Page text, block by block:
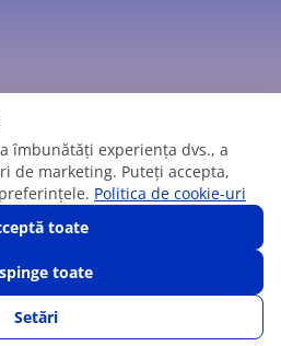
– 2026
CATALOG AUTENTIFICARE
îmbunătăți experiența dvs., a
de marketing. Puteți accepta,
Politica de cookie-uri
toate
toate
Setări